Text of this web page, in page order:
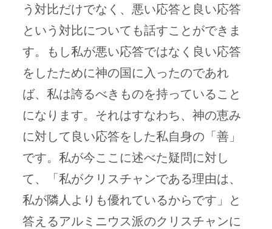
う対比だけでなく、悪い応答と良い応答
という対比についても話すことができま
す。もし私が悪い応答ではなく良い応答
をしたために神の国に入ったのであれ
ば、私は誇るべきものを持っていること
になります。それはすなわち、神の恵み
に対して良い応答をした私自身の「善」
です。私が今ここに述べた疑問に対し
て、「私がクリスチャンである理由は、
私が隣人よりも優れているからです」と
答えるアルミニウス派のクリスチャンに